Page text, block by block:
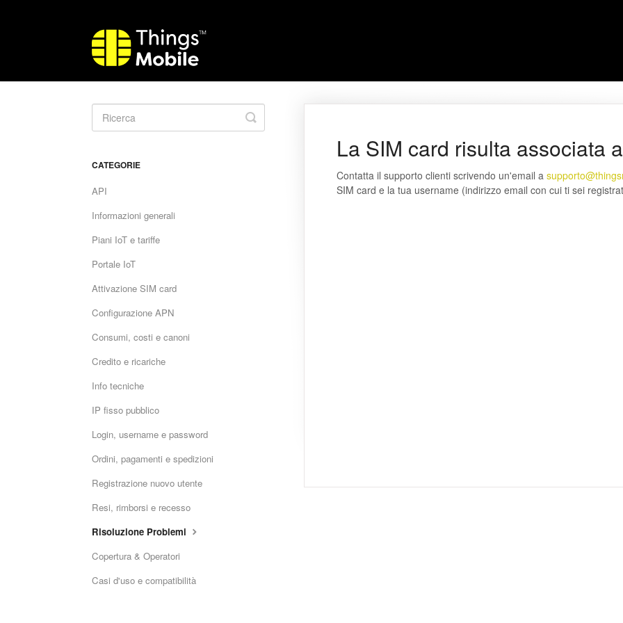
La SIM card risulta associata
Contatta il supporto clienti scrivendo un'email a
SIM card e la tua username (indirizzo email con cui ti sei
Toggle
Search
CATEGORIE
API
Informazioni generali
Piani IoT e tariffe
Portale IoT
Attivazione SIM card
Configurazione APN
Consumi, costi e canoni
Credito e ricariche
Info tecniche
IP fisso pubblico
Login, username e password
Ordini, pagamenti e spedizioni
Registrazione nuovo utente
Resi, rimborsi e recesso
Risoluzione Problemi
Copertura & Operatori
Casi d'uso e compatibilità